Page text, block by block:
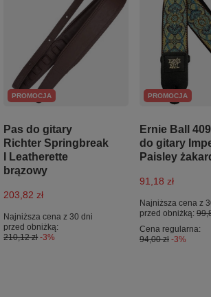
PROMOCJA
Pas do gitary
Richter Springbreak
I Leatherette
brązowy
203,82 zł
Najniższa cena z 30 dni
przed obniżką:
210,12 zł -3%
PROMOCJA
Ernie Ball
do gitary
Paisley
91,18 zł
Najniższa cena z
przed obniżką:
Cena regularna:
94,00 zł -3%